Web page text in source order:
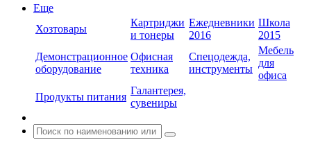
Еще
Хозтовары
Картриджи
и тонеры
Ежедневники
2016
Школа
2015
Демонстрационное
оборудование
Офисная
техника
Спецодежда,
инструменты
Мебель
для
офиса
Продукты питания
Галантерея,
сувениры